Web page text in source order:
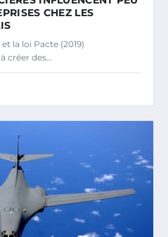
CHEZ LES
la loi Pacte (2019)
créer des…